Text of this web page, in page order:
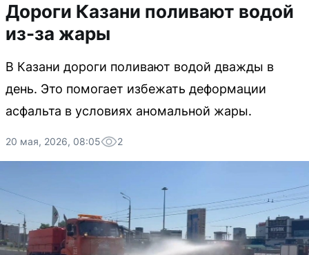
Дороги Казани поливают водой
из-за жары
В Казани дороги поливают водой дважды в
день. Это помогает избежать деформации
асфальта в условиях аномальной жары.
20 мая, 2026, 08:05 2